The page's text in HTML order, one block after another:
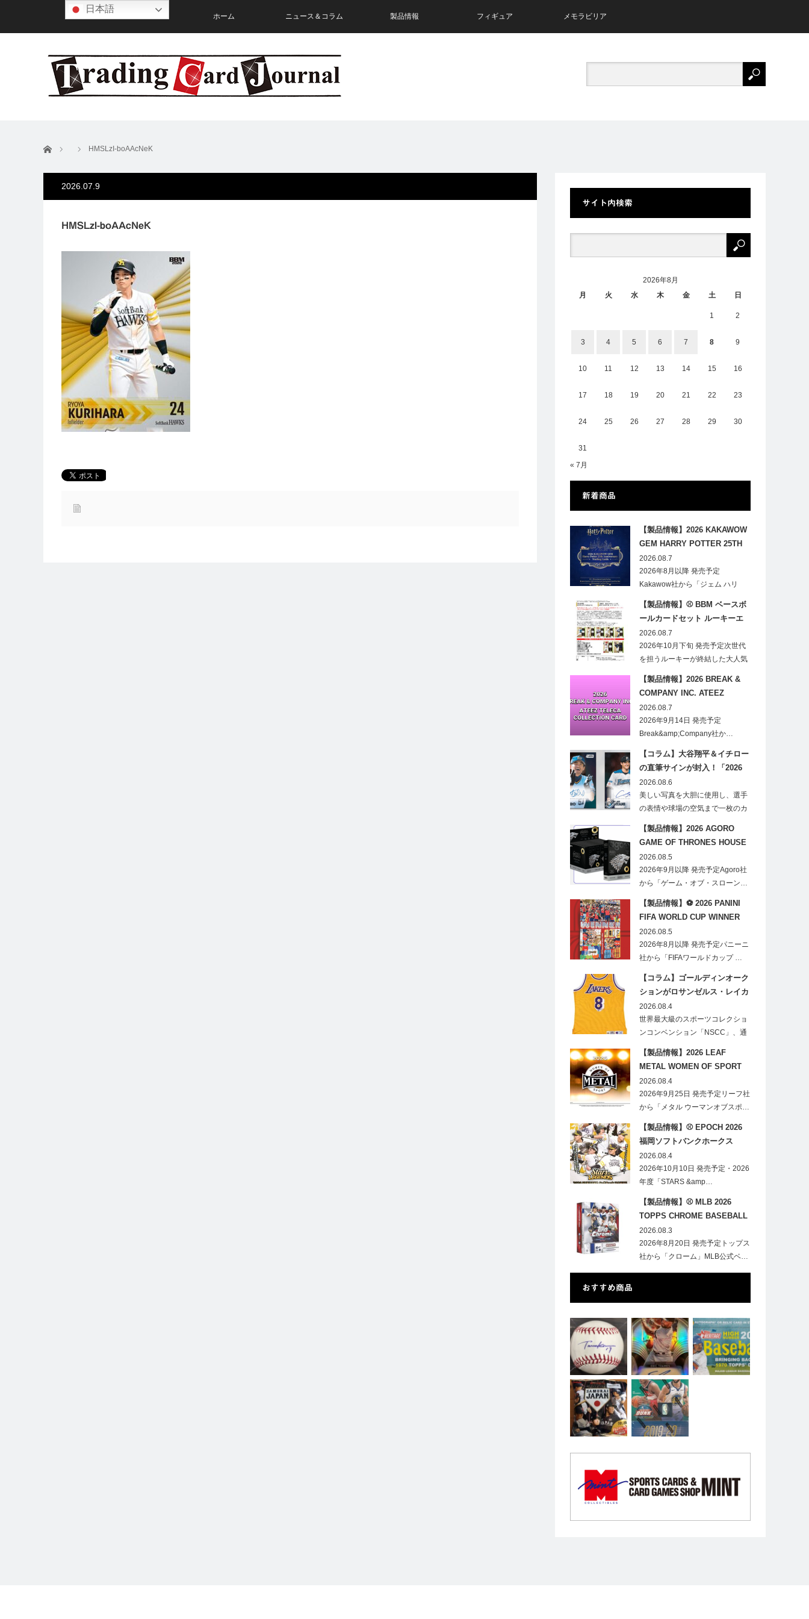
ホーム ニュース＆コラム 製品情報 フィギュア メモラビリア
ホーム HMSLzI-boAAcNeK
2026.07.9
HMSLzI-boAAcNeK
サイト内検索
2026年8月
月
火 水 木 金 土 日
1 2
3 4 5 6 7 8 9
10 11 12 13 14 15 16
17 18 19 20 21 22 23
24 25 26 27 28 29 30
31
« 7月
新着商品
【製品情報】2026 KAKAWOW
GEM HARRY POTTER 25TH
ANNIVERSARY TRADING
CARDS HOBBY
2026.08.7
2026年8月以降 発売予定
Kakawow社から「ジェム ハリ
【製品情報】⚾ BBM ベースボ
ールカードセット ルーキーエ
ディションプレミアム 2026
2026.08.7
2026年10月下旬 発売予定次世代
を担うルーキーが終結した大人気
【製品情報】2026 BREAK &
COMPANY INC. ATEEZ
TELECA COLLECTION CARD
2026.08.7
2026年9月14日 発売予定
Break&amp;Company社か…
【コラム】大谷翔平＆イチロー
の直筆サインが封入！「2026
Topps NPB Stadium Club」が
見逃せない
2026.08.6
美しい写真を大胆に使用し、選手
の表情や球場の空気まで一枚のカ
【製品情報】2026 AGORO
GAME OF THRONES HOUSE
STARK BLIND BOX
2026.08.5
2026年9月以降 発売予定Agoro社
から「ゲーム・オブ・スローン…
【製品情報】⚽ 2026 PANINI
FIFA WORLD CUP WINNER
STICKER POSTER
2026.08.5
2026年8月以降 発売予定パニーニ
社から「FIFAワールドカップ …
【コラム】ゴールディンオーク
ションがロサンゼルス・レイカ
ーズのオフィシャルオークショ
ンスポンサーに！
2026.08.4
世界最大級のスポーツコレクショ
ンコンベンション「NSCC」、通
【製品情報】2026 LEAF
METAL WOMEN OF SPORT
HOBBY
2026.08.4
2026年9月25日 発売予定リーフ社
から「メタル ウーマンオブスポ…
【製品情報】⚾ EPOCH 2026
福岡ソフトバンクホークス
STARS&LEGENDS ベースボー
ルカード
2026.08.4
2026年10月10日 発売予定・2026
年度「STARS &amp…
【製品情報】⚾ MLB 2026
TOPPS CHROME BASEBALL
LOGOFRACTOR
2026.08.3
2026年8月20日 発売予定トップス
社から「クローム」MLB公式ベ…
おすすめ商品
日本語